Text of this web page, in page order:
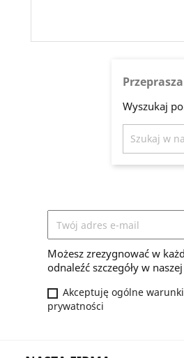
Wyszukaj
Możesz zrezygnować w
odnaleźć szczegóły w
Akceptuję ogólne
prywatności